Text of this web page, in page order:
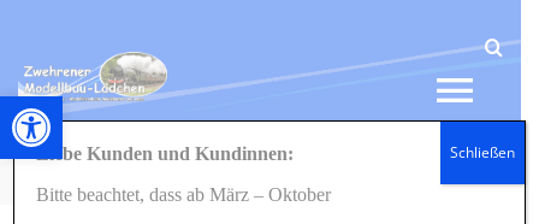
Werkzeugleiste öffnen
springen
HOME
Startseite Eisenbahn Häuser/Gebäude
H0/1:87
120296 Ausgestaltung-Set Bahnbetriebswerk H0 1:87
Liebe Kunden und Kundinnen:
Bitte beachtet, dass ab März – Oktober
Schließen